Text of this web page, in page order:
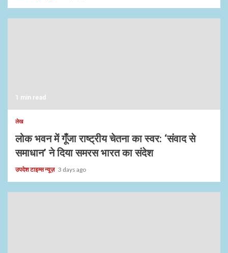
1 min read
लेख
लोक भवन में गूँजा राष्ट्रीय चेतना का स्वर: ‘संवाद से
समाधान’ ने दिया समरस भारत का संदेश
उपदेश टाइम्स न्यूज़ 3 days ago